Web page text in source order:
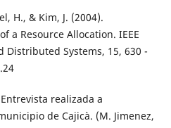
H., & Kim, J. (2004).
a Resource Allocation. IEEE
Distributed Systems, 15, 630 -
realizada a
de Cajicà. (M. Jimenez,